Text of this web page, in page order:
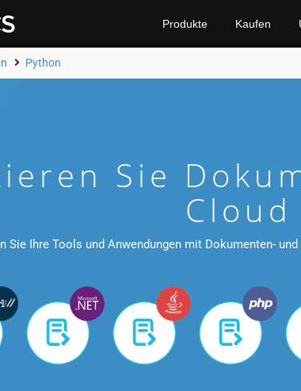
Produkte Kaufen
Python
Sie
Cloud
Sie Ihre Tools und Anwendungen mit Dokumenten-